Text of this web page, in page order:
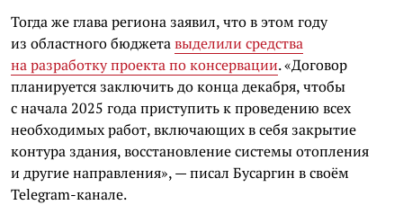
Тогда же глава региона заявил, что в этом году
из областного бюджетавыделили средства
на разработку проекта по консервации. «Договор
планируется заключить до конца декабря, чтобы
с начала 2025 года приступить к проведению всех
необходимых работ, включающих в себя закрытие
контура здания, восстановление системы отопления
и другие направления», — писал Бусаргин в своём
Telegram-канале.